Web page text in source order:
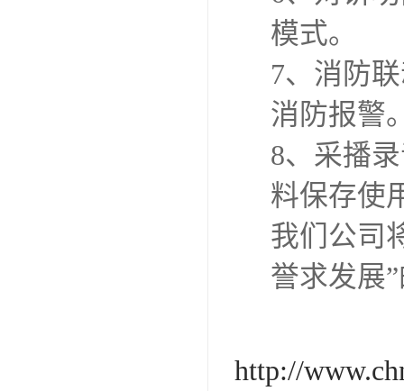
模式。
7、消防
消防报警
8、采播
料保存使
我们公司
誉求发展
http://